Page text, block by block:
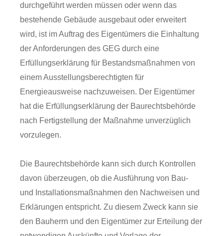
durchgeführt werden müssen oder wenn das
bestehende Gebäude ausgebaut oder erweitert
wird, ist im Auftrag des Eigentümers die Einhaltung
der Anforderungen des GEG durch eine
Erfüllungserklärung für Bestandsmaßnahmen von
einem Ausstellungsberechtigten für
Energieausweise nachzuweisen. Der Eigentümer
hat die Erfüllungserklärung der Baurechtsbehörde
nach Fertigstellung der Maßnahme unverzüglich
vorzulegen.
Die Baurechtsbehörde kann sich durch Kontrollen
davon überzeugen, ob die Ausführung von Bau-
und Installationsmaßnahmen den Nachweisen und
Erklärungen entspricht. Zu diesem Zweck kann sie
den Bauherrn und den Eigentümer zur Erteilung der